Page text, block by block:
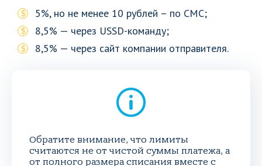
5%, но не менее 10 рублей – по СМС;
8,5% — через USSD-команду;
8,5% — через сайт компании отправителя.
Обратите внимание, что лимиты
считаются не от чистой суммы платежа, а
от полного размера списания вместе с